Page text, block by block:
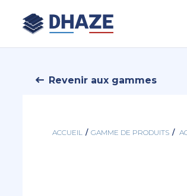
Revenir aux gammes
ACCUEIL / GAMME DE PRODUITS /